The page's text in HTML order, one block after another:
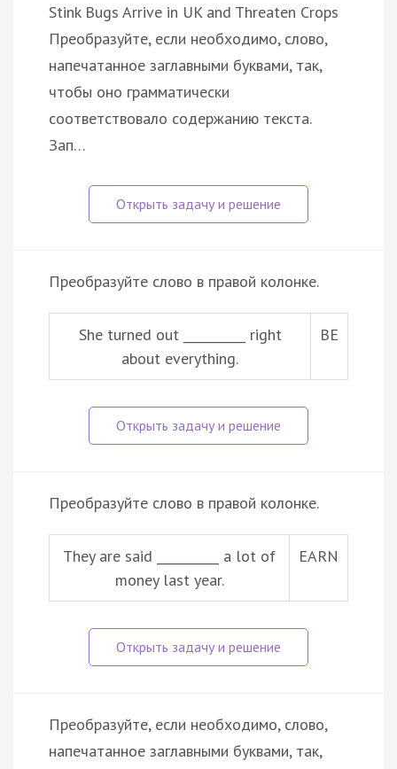
Stink Bugs Arrive in UK and Threaten Crops
Преобразуйте, если необходимо, слово,
напечатанное заглавными буквами, так,
чтобы оно грамматически
соответствовало содержанию текста.
Зап…
Преобразуйте слово в правой колонке.
She turned out __________ right
about everything.
BE
Преобразуйте слово в правой колонке.
They are said __________ a lot of
money last year.
EARN
Преобразуйте, если необходимо, слово,
напечатанное заглавными буквами, так,